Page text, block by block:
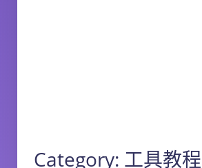
Category: 工具教程